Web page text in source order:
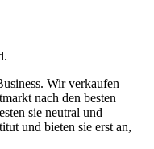
Wir verkaufen
nach den besten
sie neutral und
und bieten sie erst an,